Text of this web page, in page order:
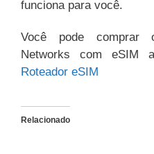
funciona para você.
Você pode comprar
Networks com eSIM
Roteador eSIM
Relacionado